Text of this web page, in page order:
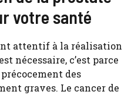
votre santé
attentif à la réalisation
nécessaire, c’est parce
des
graves. Le cancer de